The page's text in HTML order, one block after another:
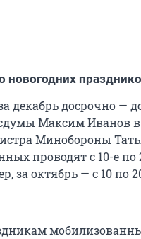
досрочно —
Максим Иванов в
Минобороны
проводят с 10-е по
за октябрь — с 10 по